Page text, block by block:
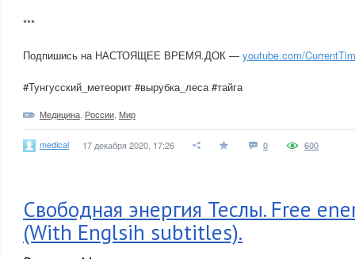
***
Подпишись на НАСТОЯЩЕЕ ВРЕМЯ.ДОК — youtube.com/
#Тунгусский_метеорит #вырубка_леса #тайга
Медицина России Мир
medical 17 декабря 2020, 17:26 0 600
Свободная энергия Теслы. Free
(With Englsih subtitles).